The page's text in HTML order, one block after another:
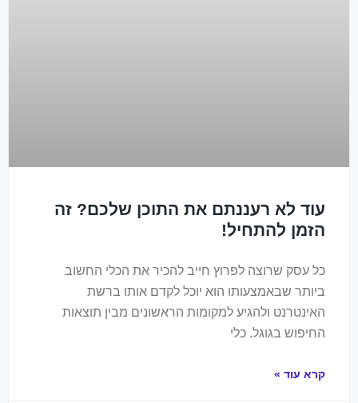
עוד לא רעננתם את התוכן שלכם? זה
הזמן להתחיל!
כל עסק שרוצה לפרוץ חייב להכיר את הכלי החשוב
ביותר שבאמצעותו הוא יוכל לקדם אותו ברשת
האינטרנט ולהגיע למקומות הראשונים מבין תוצאות
החיפוש בגוגל. כלי
קרא עוד »